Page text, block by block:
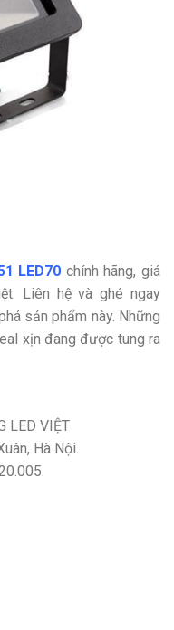
LED70 chính hãng, giá
Liên hệ và ghé ngay
sản phẩm này. Những
xịn đang được tung ra
LED VIỆT
Hà Nội.